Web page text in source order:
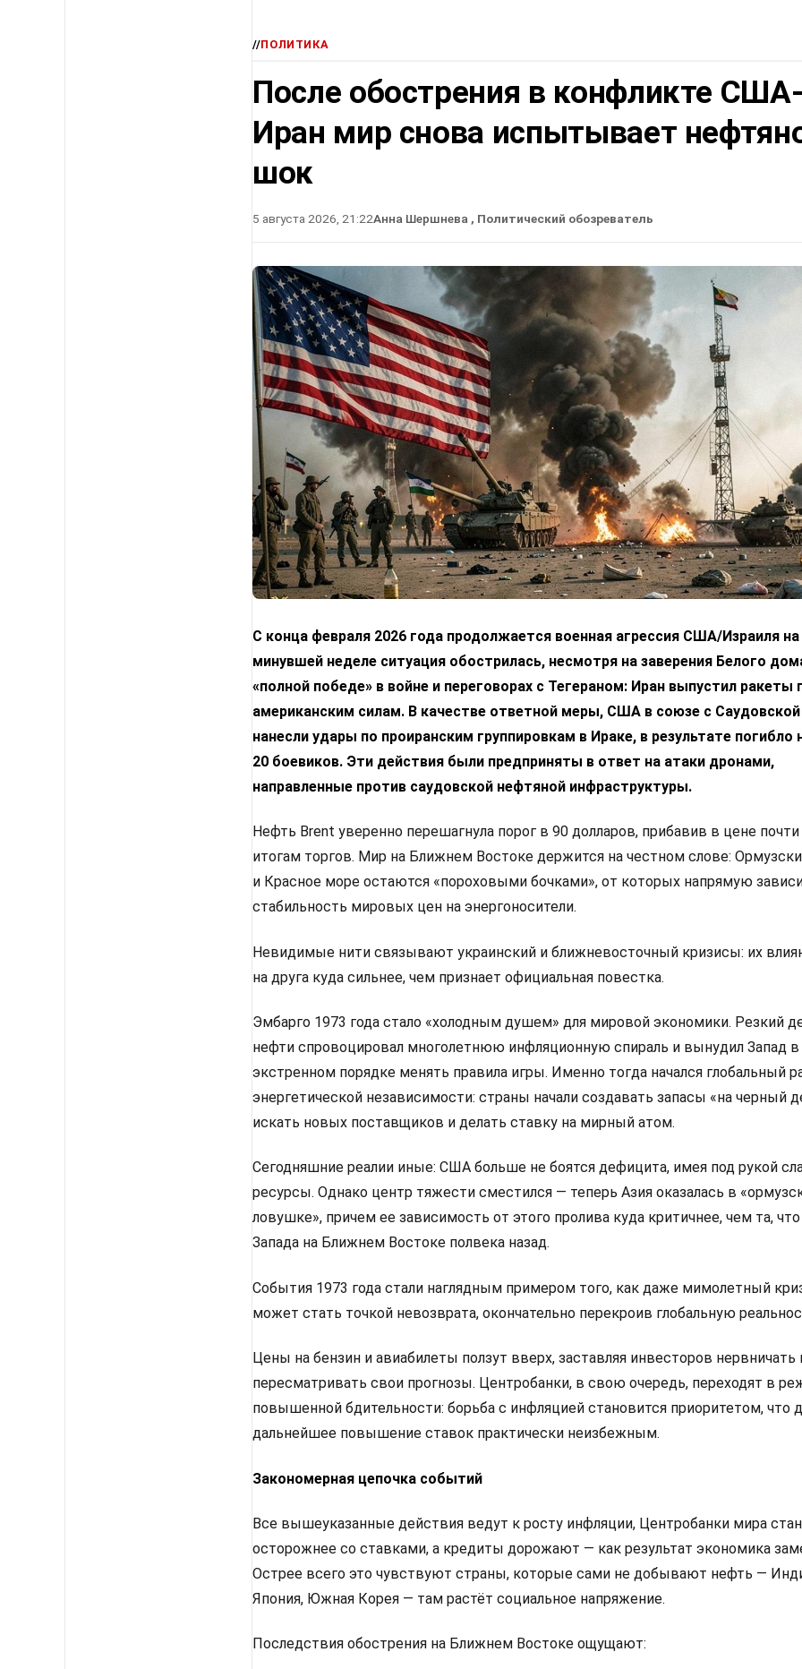
//ПОЛИТИКА
После обострения в конфликте
Иран мир снова испытывает
шок
5 августа 2026, 21:22Анна Шершнева , Политический обозреватель
С конца февраля 2026 года продолжается военная агрессия США/Израиля
минувшей неделе ситуация обострилась, несмотря на заверения Белого
«полной победе» в войне и переговорах с Тегераном: Иран выпустил ракеты
американским силам. В качестве ответной меры, США в союзе с
нанесли удары по проиранским группировкам в Ираке, в результате погибло
20 боевиков. Эти действия были предприняты в ответ на атаки дронами,
направленные против саудовской нефтяной инфраструктуры.
Нефть Brent уверенно перешагнула порог в 90 долларов, прибавив в цене почти
итогам торгов. Мир на Ближнем Востоке держится на честном слове:
и Красное море остаются «пороховыми бочками», от которых напрямую
стабильность мировых цен на энергоносители.
Невидимые нити связывают украинский и ближневосточный кризисы: их
на друга куда сильнее, чем признает официальная повестка.
Эмбарго 1973 года стало «холодным душем» для мировой экономики. Резкий
нефти спровоцировал многолетнюю инфляционную спираль и вынудил Запад в
экстренном порядке менять правила игры. Именно тогда начался глобальный
энергетической независимости: страны начали создавать запасы «на черный
искать новых поставщиков и делать ставку на мирный атом.
Сегодняшние реалии иные: США больше не боятся дефицита, имея под рукой
ресурсы. Однако центр тяжести сместился — теперь Азия оказалась в
ловушке», причем ее зависимость от этого пролива куда критичнее, чем та,
Запада на Ближнем Востоке полвека назад.
События 1973 года стали наглядным примером того, как даже мимолетный
может стать точкой невозврата, окончательно перекроив глобальную
Цены на бензин и авиабилеты ползут вверх, заставляя инвесторов нервничать
пересматривать свои прогнозы. Центробанки, в свою очередь, переходят в
повышенной бдительности: борьба с инфляцией становится приоритетом, что
дальнейшее повышение ставок практически неизбежным.
Закономерная цепочка событий
Все вышеуказанные действия ведут к росту инфляции, Центробанки мира
осторожнее со ставками, а кредиты дорожают — как результат экономика
Острее всего это чувствуют страны, которые сами не добывают нефть —
Япония, Южная Корея — там растёт социальное напряжение.
Последствия обострения на Ближнем Востоке ощущают: